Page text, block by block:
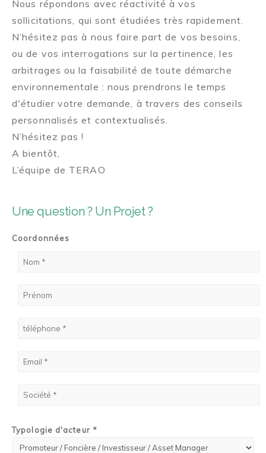
Une question ? Un Projet ?
Coordonnées
Typologie d'acteur *
Nous répondons avec réactivité à vos
sollicitations, qui sont étudiées très rapidement.
N’hésitez pas à nous faire part de vos besoins,
ou de vos interrogations sur la pertinence, les
arbitrages ou la faisabilité de toute démarche
environnementale : nous prendrons le temps
d'étudier votre demande, à travers des conseils
personnalisés et contextualisés.
N’hésitez pas !
A bientôt,
L’équipe de TERAO